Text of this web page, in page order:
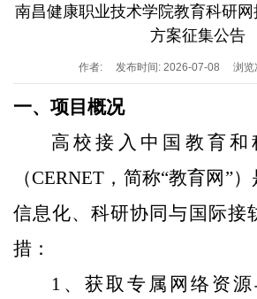
南昌健康职业技术学院教育科研
方案征集公告
作者: 发布时间: 2026-07-08 浏览
一、项目 概况
高校接入中国教育和
（CERNET，简称“教育网”
信息化、科研协同与国际接
措：
1、获取专属网络资